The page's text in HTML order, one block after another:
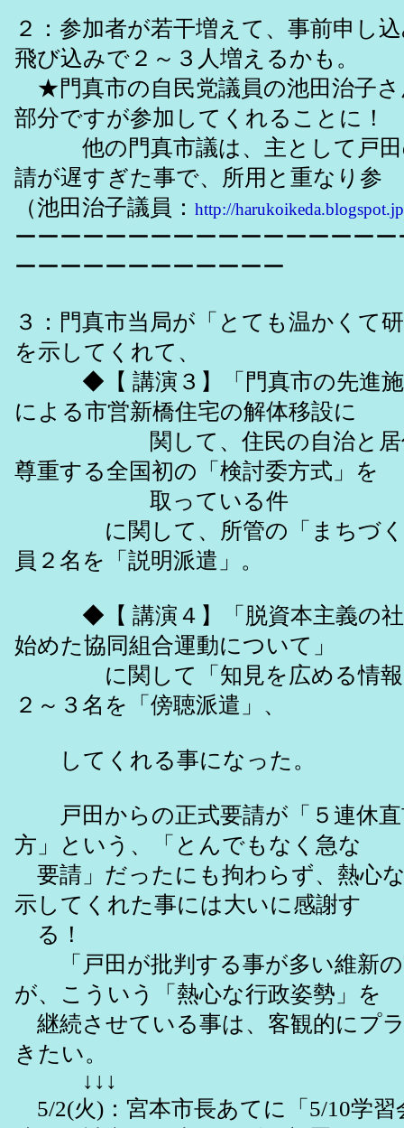
２：参加者が若干増えて、事前申し
飛び込みで２～３人増えるかも。
★門真市の自民党議員の池田治子さ
部分ですが参加してくれることに！
他の門真市議は、主として戸田
請が遅すぎた事で、所用と重な
（池田治子議員： http://
ーーーーーーーーーーーーーーーー
ーーーーーーーーーーーー
３：門真市当局が「とても温かくて
を示してくれて、
◆【 講演３】「門真市の先進施
による市営新橋住宅の解体移設に
関して、住民の自治と居住
尊重する全国初の「検討委方式」を
取っている件
に関して、所管の「まちづく
員２名を「説明派遣」。
◆【 講演４】「脱資本主義の社
始めた協同組合運動について」
に関して「知見を広める情報
２～３名を「傍聴派遣」、
してくれる事になった。
戸田からの正式要請が「５連休直
方」という、「とんでもなく急な
要請」だったにも拘わらず、熱心
示してくれた事には大いに感謝す
る！
「戸田が批判する事が多い維新の
が、こういう「熱心な行政姿勢」を
継続させている事は、客観的にプ
きたい。
↓↓↓
5/2(火)：宮本市長あてに「5/10学習